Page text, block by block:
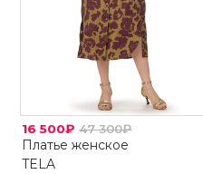
16 500₽ 47 300₽
Платье женское
TELA